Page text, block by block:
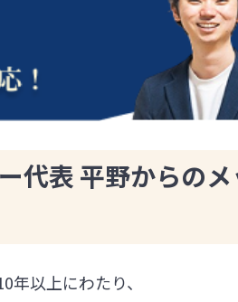
代表 平野からの
以上にわたり、